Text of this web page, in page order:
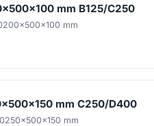
mm B125/C250
200x500x100 mm
mm C250/D400
250x500x150 mm